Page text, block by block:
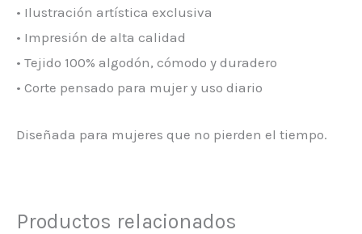
• Ilustración artística exclusiva
• Impresión de alta calidad
• Tejido 100% algodón, cómodo y duradero
• Corte pensado para mujer y uso diario
Diseñada para mujeres que no pierden el tiempo.
Productos relacionados